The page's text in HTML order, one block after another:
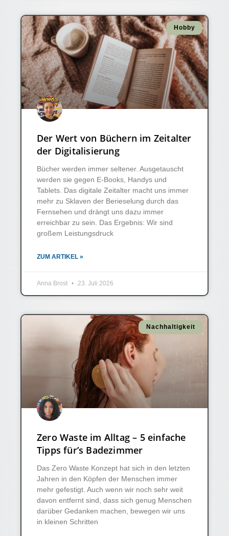
Hobby
Der Wert von Büchern im Zeitalter
der Digitalisierung
Bücher werden immer seltener. Ausgetauscht
werden sie gegen E-Books, Handys und
Tablets. Das digitale Zeitalter macht uns immer
mehr zu Sklaven der Berieselung durch das
Fernsehen und drängt uns dazu immer
erreichbar zu sein. Das Ergebnis: Wir sind
großem Leistungsdruck
ZUM ARTIKEL »
Anna Brost 23. Juli 2026
Nachhaltigkeit
Zero Waste im Alltag – 5 einfache
Tipps für’s Badezimmer
Das Zero Waste Konzept hat sich in den letzten
Jahren in den Köpfen der Menschen immer
mehr gefestigt. Auch wenn wir noch sehr weit
davon entfernt sind, dass sich genug Menschen
darüber Gedanken machen, bewegen wir uns
in kleinen Schritten